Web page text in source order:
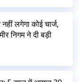
लगेगा कोई चार्ज,
निगम ने दी बड़ी